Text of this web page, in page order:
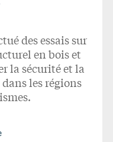
des essais sur
en bois et
la sécurité et la
les régions